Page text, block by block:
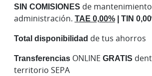
SIN COMISIONES de
administración. TAE 0,00%| TIN
Total disponibilidad de tus ahorros
TransferenciasONLINE GRATIS
territorio SEPA